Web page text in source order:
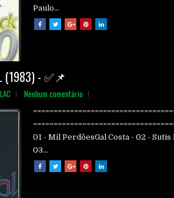
Paulo...
(1983) - ✅📌
Nenhum comentário
01 - Mil PerdõesGal Costa - 02 -
03...